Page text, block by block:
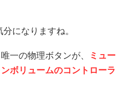
になりますね。
一の物理ボタンが、
ミュー
ボリュームのコントローラ